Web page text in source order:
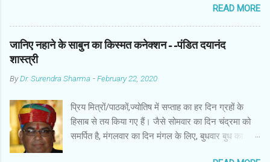
पाई जाती है, एक जंगली और एक घरेलू। छिपकली की जंगली
नस्ल को गिरगिट कहा जाता है जबकि घरों में पाई जाने वाली
छिपकली घरेलू छिपकली कही जाती है। शकुन शास्त्र के
अनुसार छिपकली के शरीर पर गिरने को भी शकुन/अपशकुन
के दाहिनी तरफ गिरना ठीक होता है। इसी प्रकार छिपकली का
की ओर गिरना अच्छा नहीं होता। रविवार या मंगलवार को लाल
रंग की छिपकली तथा शनिवार को काले रंग की छिपकली से
कम हानि होती है। ✍🏻✍🏻🌷🌷👉🏻👉🏻 छिपकली होती है मां
READ MORE
जानिए नहाने के साबुन का किस्मत कनेक्शन--पंडित दयानंद
शास्त्री
ByDr. Surendra Sharma -February 22, 2020
प्रिय मित्रों/पाठकों,ज्योतिष में सप्ताह का हर दिन ग्रहों के
हिसाब से तय किया गए हैं। जैसे सोमवार का दिन चंद्रमा को
समर्पित है, मंगलवार का दिन मंगल के लिए, बुधवार बुध का